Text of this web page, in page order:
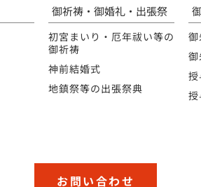
御祈祷・御婚礼・出張祭
初宮まいり・厄年祓い等の
御祈祷
神前結婚式
地鎮祭等の出張祭典
授
お問い合わせ